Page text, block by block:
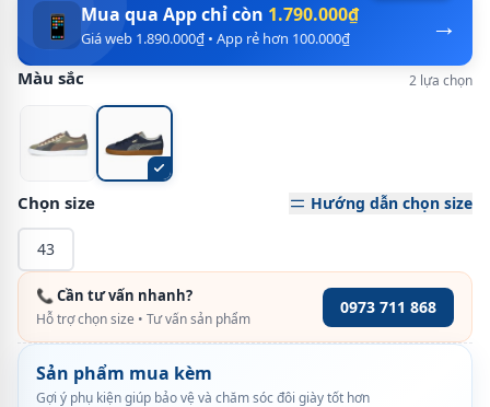
→
📱 Mua qua App chỉ còn 1.790.000₫
Giá web 1.890.000₫ • App rẻ hơn 100.000₫
Màu sắc 2 lựa chọn
Chọn size Hướng dẫn chọn size
43
📞 Cần tư vấn nhanh?
Hỗ trợ chọn size • Tư vấn sản phẩm
0973 711 868
Sản phẩm mua kèm
Gợi ý phụ kiện giúp bảo vệ và chăm sóc đôi giày tốt hơn